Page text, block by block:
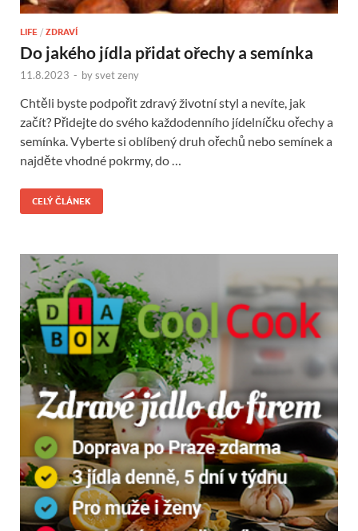
LIFE / ZDRAVÍ
Do jakého jídla přidat ořechy a semínka
11.8.2023 - bysvet zeny
Chtěli byste podpořit zdravý životní styl a nevíte, jak
začít? Přidejte do svého každodenního jídelníčku ořechy a
semínka. Vyberte si oblíbený druh ořechů nebo semínek a
najděte vhodné pokrmy, do …
CELÝ ČLÁNEK